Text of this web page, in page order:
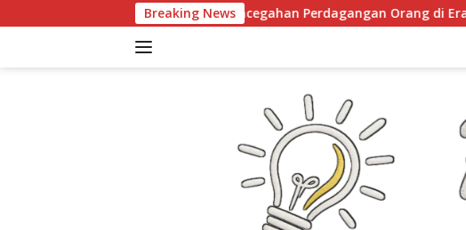
ke
Breaking News
Kampanyekan Pencegahan Perdagangan Orang di Era Digital